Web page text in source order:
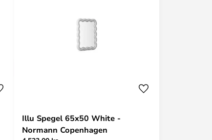
Illu Spegel 65x50 White -
Normann Copenhagen